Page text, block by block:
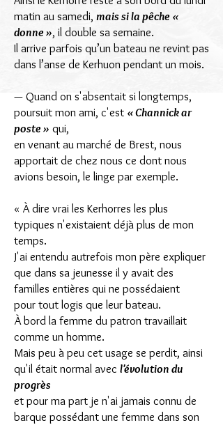
matin au samedi, mais si la pêche «
donne », il double sa semaine.
Il arrive parfois qu’un bateau ne revint pas
dans l’anse de Kerhuon pendant un mois.
— Quand on s'absentait si longtemps,
poursuit mon ami, c'est « Channick ar
poste » qui,
en venant au marché de Brest, nous
apportait de chez nous ce dont nous
avions besoin, le linge par exemple.
« À dire vrai les Kerhorres les plus
typiques n'existaient déjà plus de mon
temps.
J'ai entendu autrefois mon père expliquer
que dans sa jeunesse il y avait des
familles entières qui ne possédaient
pour tout logis que leur bateau.
À bord la femme du patron travaillait
comme un homme.
Mais peu à peu cet usage se perdit, ainsi
qu'il était normal avec l'évolution du
progrès
et pour ma part je n'ai jamais connu de
barque possédant une femme dans son